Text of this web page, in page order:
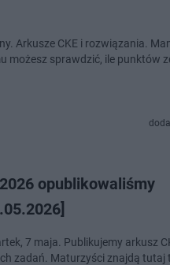
Arkusze CKE i rozwiązania.
zdobyłeś na
opublikowaliśmy
7 maja. Publikujemy arkusz
zadań. Maturzyści znajdą tutaj